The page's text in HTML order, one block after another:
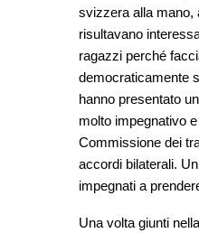
svizzera alla mano,
risultavano
ragazzi perché
democraticamente
hanno presentato
molto impegnativo
Commissione dei
accordi bilaterali.
impegnati a
Una volta giunti